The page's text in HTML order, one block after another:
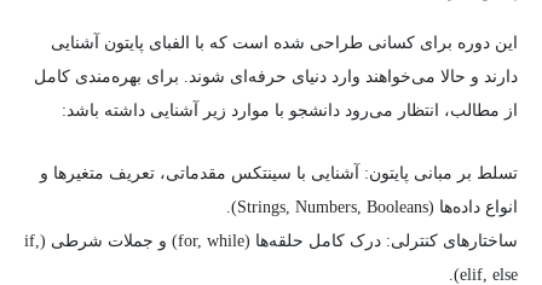
این دوره برای کسانی طراحی شده است که با الفبای پایتون آشنایی
دارند و حالا می‌خواهند وارد دنیای حرفه‌ای شوند. برای بهره‌مندی کامل
از مطالب، انتظار می‌رود دانشجو با موارد زیر آشنایی داشته باشد:
تسلط بر مبانی پایتون: آشنایی با سینتکس مقدماتی، تعریف متغیرها و
انواع داده‌ها (Strings, Numbers, Booleans).
ساختارهای کنترلی: درک کامل حلقه‌ها (for, while) و جملات شرطی (if,
elif, else).